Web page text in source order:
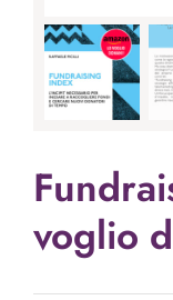
voglio